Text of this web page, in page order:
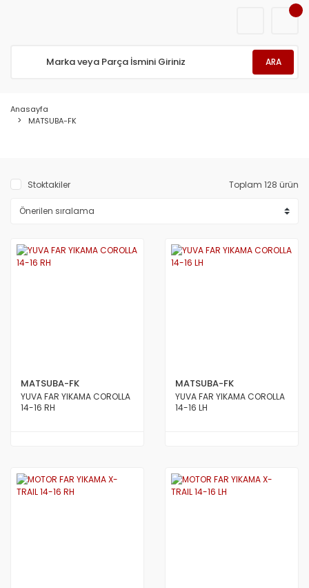
ARA
Anasayfa
MATSUBA-FK
Stoktakiler Toplam 128 ürün
MATSUBA-FK
YUVA FAR YIKAMA COROLLA
14-16 RH
MATSUBA-FK
YUVA FAR YIKAMA COROLLA
14-16 LH